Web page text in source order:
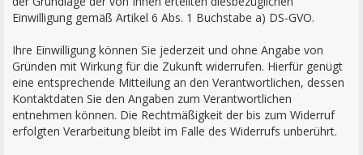
Einwilligung gemäß Artikel 6 Abs. 1 Buchstabe a) DS-GVO.
Ihre Einwilligung können Sie jederzeit und ohne Angabe von
Gründen mit Wirkung für die Zukunft widerrufen. Hierfür genügt
eine entsprechende Mitteilung an den Verantwortlichen, dessen
Kontaktdaten Sie den Angaben zum Verantwortlichen
entnehmen können. Die Rechtmäßigkeit der bis zum Widerruf
erfolgten Verarbeitung bleibt im Falle des Widerrufs unberührt.